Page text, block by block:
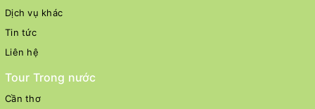
Dịch vụ khác
Tin tức
Liên hệ
Tour Trong nước
Cần thơ